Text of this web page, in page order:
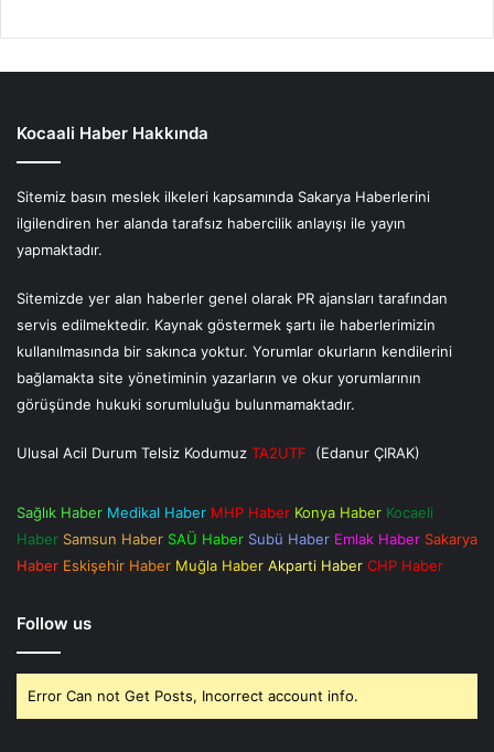
Kocaali Haber Hakkında
Sitemiz basın meslek ilkeleri kapsamında Sakarya Haberlerini
ilgilendiren her alanda tarafsız habercilik anlayışı ile yayın
yapmaktadır.
Sitemizde yer alan haberler genel olarak PR ajansları tarafından
servis edilmektedir. Kaynak göstermek şartı ile haberlerimizin
kullanılmasında bir sakınca yoktur. Yorumlar okurların kendilerini
bağlamakta site yönetiminin yazarların ve okur yorumlarının
görüşünde hukuki sorumluluğu bulunmamaktadır.
Ulusal Acil Durum Telsiz Kodumuz TA2UTF (Edanur ÇIRAK)
Sağlık Haber Medikal Haber MHP Haber Konya Haber Kocaeli
Haber Samsun Haber SAÜ Haber Subü Haber Emlak Haber Sakarya
Haber Eskişehir Haber Muğla Haber Akparti Haber CHP Haber
Follow us
Error Can not Get Posts, Incorrect account info.